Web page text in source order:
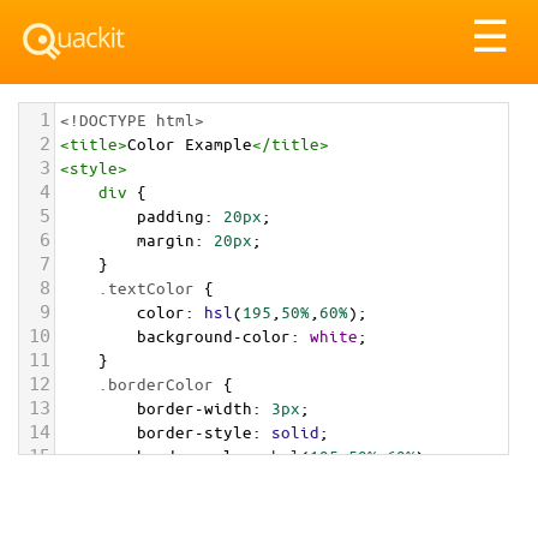
☰
1 <!DOCTYPE html>
2 <title>Color Example</title>
3 <style>
4 div {
5 padding: 20px;
6 margin: 20px;
7 }
8 .textColor {
9 color: hsl (195 50% 60%);
10 background-color: white;
11 }
12 .borderColor {
13 border-width: 3px;
14 border-style: solid;
15 border-color: hsl(195,50%,60%);